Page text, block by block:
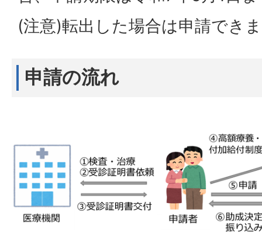
(注意)転出した場合は申請でき
申請の流れ